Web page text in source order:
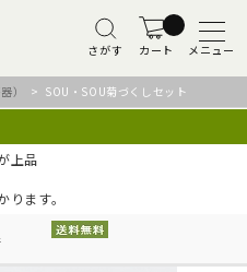
さがす カート メニュー
） > SOU・SOU菊づくしセット
上品
ます。